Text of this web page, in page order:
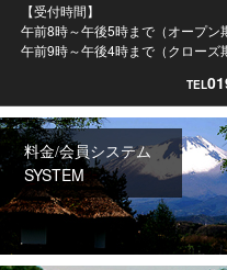
【受付時間】
午前8時～午後5時まで（オープン
午前9時～午後4時まで（クローズ
TEL
料金/会員システム
SYSTEM